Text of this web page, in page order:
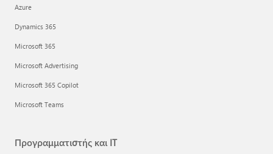
Azure
Dynamics 365
Microsoft 365
Microsoft Advertising
Microsoft 365 Copilot
Microsoft Teams
Προγραμματιστής και IT